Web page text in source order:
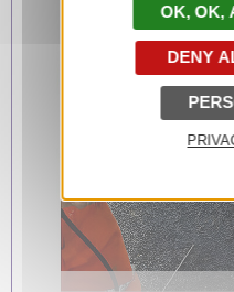
OK,
DENY